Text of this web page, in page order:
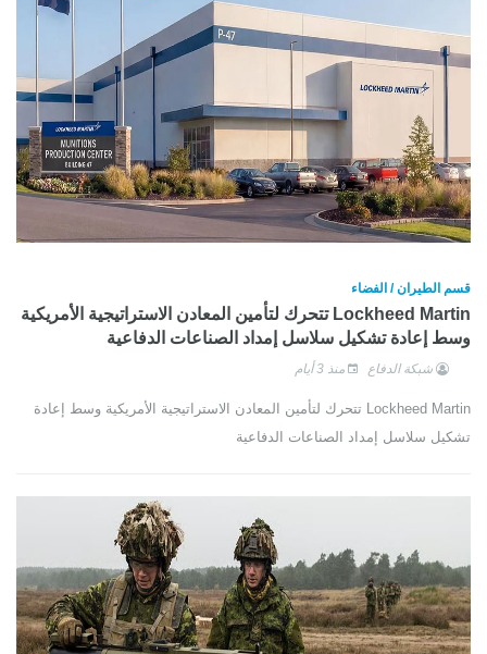
قسم الطيران / الفضاء
Lockheed Martin تتحرك لتأمين المعادن الاستراتيجية الأمريكية
وسط إعادة تشكيل سلاسل إمداد الصناعات الدفاعية
شبكة الدفاع منذ 3 أيام
Lockheed Martin تتحرك لتأمين المعادن الاستراتيجية الأمريكية وسط إعادة
تشكيل سلاسل إمداد الصناعات الدفاعية